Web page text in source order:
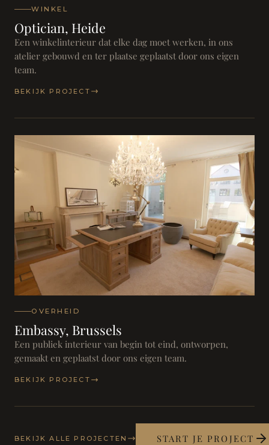
WINKEL
Optician, Heide
Een winkelinterieur dat elke dag moet werken, in ons
atelier gebouwd en ter plaatse geplaatst door ons eigen
team.
BEKIJK PROJECT
OVERHEID
Embassy, Brussels
Een publiek interieur van begin tot eind, ontworpen,
gemaakt en geplaatst door ons eigen team.
BEKIJK PROJECT
BEKIJK ALLE PROJECTEN START JE PROJECT